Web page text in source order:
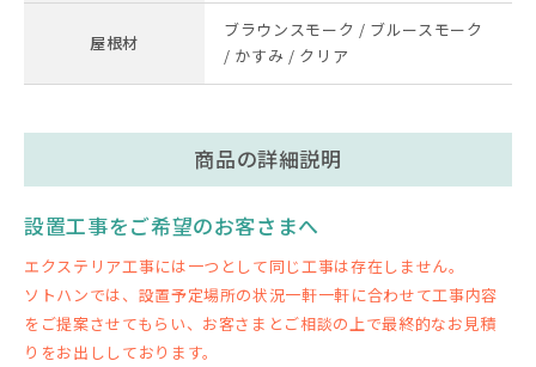
屋根材
ブラウンスモーク / ブルースモーク
/ かすみ / クリア
商品の詳細説明
設置工事をご希望のお客さまへ
エクステリア工事には一つとして同じ工事は存在しません。
ソトハンでは、設置予定場所の状況一軒一軒に合わせて工事内容
をご提案させてもらい、お客さまとご相談の上で最終的なお見積
りをお出ししております。